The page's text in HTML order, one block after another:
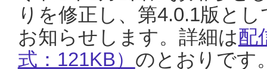
りを修正し、第4.0.1版と
お知らせします。詳細は配
式：121KB） のとおりです